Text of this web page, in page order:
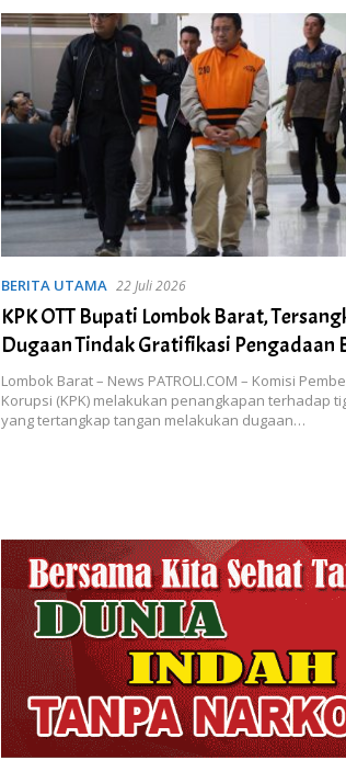
BERITA UTAMA 22 Juli 2026
KPK OTT Bupati Lombok Barat,
Dugaan Tindak Gratifikasi Pengadaan
Lombok Barat – News PATROLI.COM – Komisi
Korupsi (KPK) melakukan penangkapan terhadap
yang tertangkap tangan melakukan dugaan…